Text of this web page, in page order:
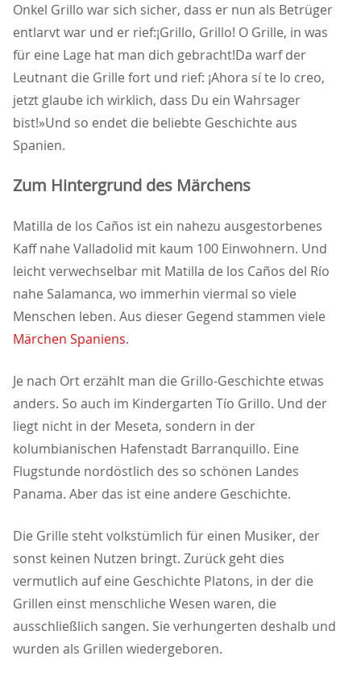
Onkel Grillo war sich sicher, dass er nun als Betrüger
entlarvt war und er rief:¡Grillo, Grillo! O Grille, in was
für eine Lage hat man dich gebracht!Da warf der
Leutnant die Grille fort und rief: ¡Ahora sí te lo creo,
jetzt glaube ich wirklich, dass Du ein Wahrsager
bist!»Und so endet die beliebte Geschichte aus
Spanien.
Zum Hintergrund des Märchens
Matilla de los Caños ist ein nahezu ausgestorbenes
Kaff nahe Valladolid mit kaum 100 Einwohnern. Und
leicht verwechselbar mit Matilla de los Caños del Río
nahe Salamanca, wo immerhin viermal so viele
Menschen leben. Aus dieser Gegend stammen viele
Märchen Spaniens.
Je nach Ort erzählt man die Grillo-Geschichte etwas
anders. So auch im Kindergarten Tío Grillo. Und der
liegt nicht in der Meseta, sondern in der
kolumbianischen Hafenstadt Barranquillo. Eine
Flugstunde nordöstlich des so schönen Landes
Panama. Aber das ist eine andere Geschichte.
Die Grille steht volkstümlich für einen Musiker, der
sonst keinen Nutzen bringt. Zurück geht dies
vermutlich auf eine Geschichte Platons, in der die
Grillen einst menschliche Wesen waren, die
ausschließlich sangen. Sie verhungerten deshalb und
wurden als Grillen wiedergeboren.